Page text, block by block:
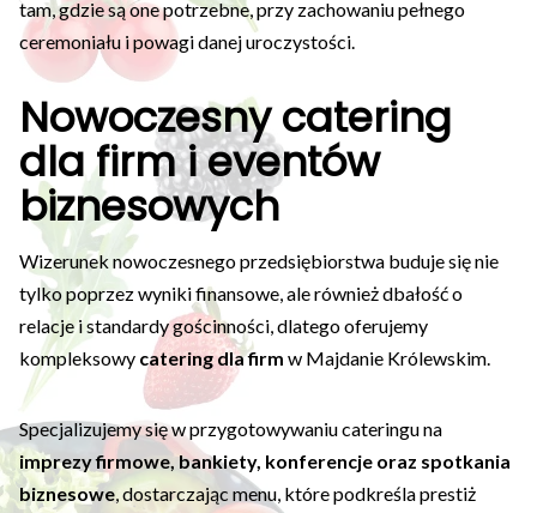
tam, gdzie są one potrzebne, przy zachowaniu pełnego
ceremoniału i powagi danej uroczystości.
Nowoczesny catering
dla firm i eventów
biznesowych
Wizerunek nowoczesnego przedsiębiorstwa buduje się nie
tylko poprzez wyniki finansowe, ale również dbałość o
relacje i standardy gościnności, dlatego oferujemy
kompleksowy catering dla firm w Majdanie Królewskim.
Specjalizujemy się w przygotowywaniu cateringu na
imprezy firmowe, bankiety, konferencje oraz spotkania
biznesowe, dostarczając menu, które podkreśla prestiż